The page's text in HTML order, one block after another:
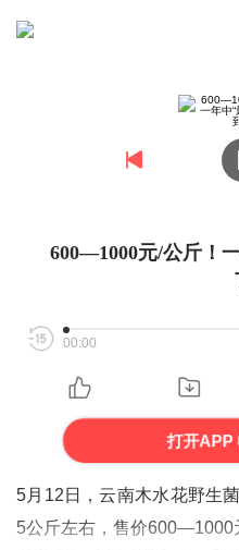
600—1000元/公斤！
00:00
打开APP
5月12日，云南木水花野生
5公斤左右，售价600—1000